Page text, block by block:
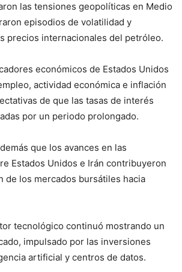
las tensiones geopolíticas en Medio
episodios de volatilidad y
precios internacionales del petróleo.
económicos de Estados Unidos
actividad económica e inflación
de que las tasas de interés
por un periodo prolongado.
que los avances en las
Estados Unidos e Irán contribuyeron
de los mercados bursátiles hacia
tecnológico continuó mostrando un
impulsado por las inversiones
artificial y centros de datos.